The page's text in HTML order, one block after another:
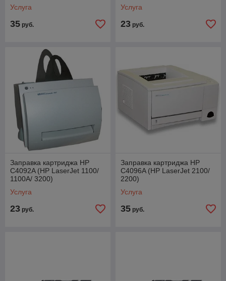
Услуга
35 руб.
Услуга
23 руб.
Заправка картриджа HP
C4092A (HP LaserJet 1100/
1100A/ 3200)
Услуга
23 руб.
Заправка картриджа HP
C4096A (HP LaserJet 2100/
2200)
Услуга
35 руб.